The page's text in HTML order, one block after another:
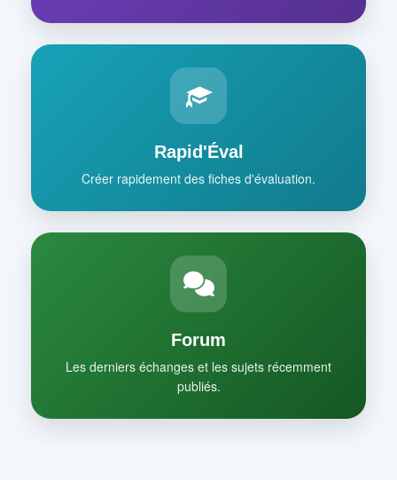
Rapid'Éval
Créer rapidement des fiches d'évaluation.
Forum
Les derniers échanges et les sujets récemment
publiés.